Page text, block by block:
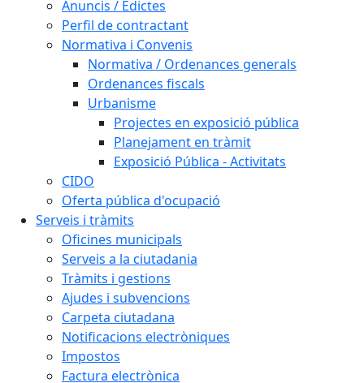
Anuncis / Edictes
Perfil de contractant
Normativa i Convenis
Normativa / Ordenances generals
Ordenances fiscals
Urbanisme
Projectes en exposició pública
Planejament en tràmit
Exposició Pública - Activitats
CIDO
Oferta pública d'ocupació
Serveis i tràmits
Oficines municipals
Serveis a la ciutadania
Tràmits i gestions
Ajudes i subvencions
Carpeta ciutadana
Notificacions electròniques
Impostos
Factura electrònica